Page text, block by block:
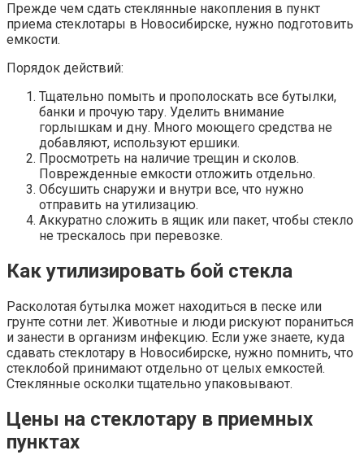
Прежде чем сдать стеклянные накопления в пункт
приема стеклотары в Новосибирске, нужно подготовить
емкости.
Порядок действий:
Тщательно помыть и прополоскать все бутылки,
банки и прочую тару. Уделить внимание
горлышкам и дну. Много моющего средства не
добавляют, используют ершики.
Просмотреть на наличие трещин и сколов.
Поврежденные емкости отложить отдельно.
Обсушить снаружи и внутри все, что нужно
отправить на утилизацию.
Аккуратно сложить в ящик или пакет, чтобы стекло
не трескалось при перевозке.
Как утилизировать бой стекла
Расколотая бутылка может находиться в песке или
грунте сотни лет. Животные и люди рискуют пораниться
и занести в организм инфекцию. Если уже знаете, куда
сдавать стеклотару в Новосибирске, нужно помнить, что
стеклобой принимают отдельно от целых емкостей.
Стеклянные осколки тщательно упаковывают.
Цены на стеклотару в приемных
пунктах